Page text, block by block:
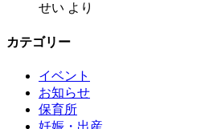
せい より
カテゴリー
イベント
お知らせ
保育所
妊娠・出産